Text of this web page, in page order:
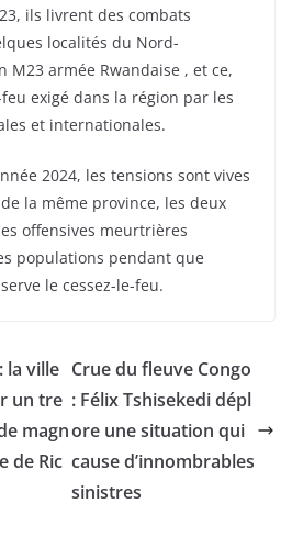
ils livrent des combats
localités du Nord-
M23 armée Rwandaise , et ce,
exigé dans la région par les
et internationales.
2024, les tensions sont vives
la même province, les deux
offensives meurtrières
populations pendant que
le cessez-le-feu.
la ville
un tre
magn
de Ric
Crue du fleuve Congo
: Félix Tshisekedi dépl
ore une situation qui
cause d’innombrables
sinistres